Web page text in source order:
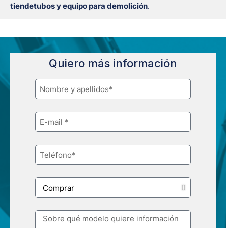
tiendetubos y equipo para demolición.
Quiero más información